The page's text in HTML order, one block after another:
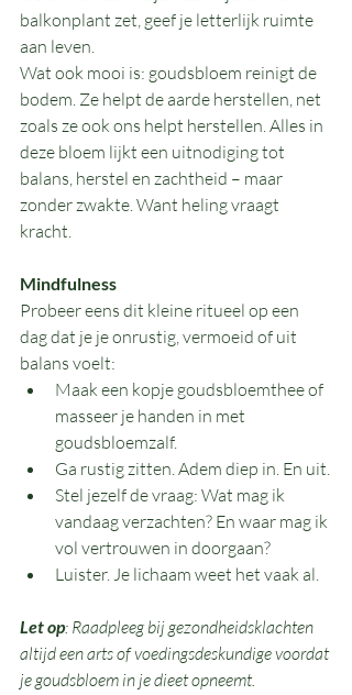
balkonplant zet, geef je letterlijk ruimte
aan leven.
Wat ook mooi is: goudsbloem reinigt de
bodem. Ze helpt de aarde herstellen, net
zoals ze ook ons helpt herstellen. Alles in
deze bloem lijkt een uitnodiging tot
balans, herstel en zachtheid – maar
zonder zwakte. Want heling vraagt
kracht.
Mindfulness
Probeer eens dit kleine ritueel op een
dag dat je je onrustig, vermoeid of uit
balans voelt:
Maak een kopje goudsbloemthee of
masseer je handen in met
goudsbloemzalf.
Ga rustig zitten. Adem diep in. En uit.
Stel jezelf de vraag: Wat mag ik
vandaag verzachten? En waar mag ik
vol vertrouwen in doorgaan?
Luister. Je lichaam weet het vaak al.
Let op: Raadpleeg bij gezondheidsklachten
altijd een arts of voedingsdeskundige voordat
je goudsbloem in je dieet opneemt.